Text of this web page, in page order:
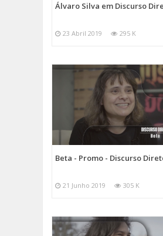
Álvaro Silva em Discurso
23 Abril 2019 295 K
Beta - Promo - Discurso
21 Junho 2019 305 K